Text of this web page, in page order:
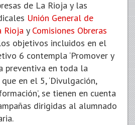
de La Rioja y las
Unión General de
Rioja y Comisiones Obreras
objetivos incluidos en el
6 contempla ‘Promover y
preventiva en toda la
en el 5, ‘Divulgación,
se tienen en cuenta
dirigidas al alumnado